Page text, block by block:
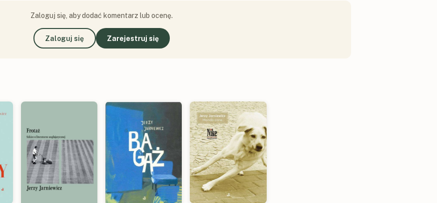
Zaloguj się, aby dodać komentarz lub ocenę.
Zaloguj się Zarejestruj się